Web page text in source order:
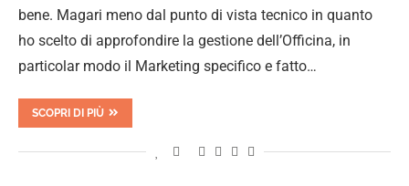
bene. Magari meno dal punto di vista tecnico in quanto
ho scelto di approfondire la gestione dell’Officina, in
particolar modo il Marketing specifico e fatto…
SCOPRI DI PIÙ